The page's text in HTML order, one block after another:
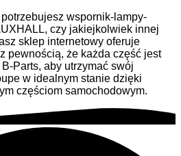
wspornik-lampy-
czy jakiejkolwiek innej
sklep internetowy oferuje
pewnością, że każda część jest
Parts, aby utrzymać swój
w idealnym stanie dzięki
częściom samochodowym.